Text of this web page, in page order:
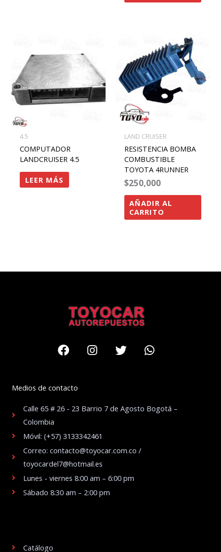
4.5
COMPUTADOR
LANDCRUISER 4.5
LEER MÁS
LAND CRUISER
RESISTENCIA BOMBA
COMBUSTIBLE
TOYOTA 4RUNNER
$250,000
AÑADIR AL
CARRITO
FacebookInstagram
TwitterWhatsapp
Medios de contacto
Calle 65 # 26 - 23 Barrio 7 de Agosto Bogotá –
Colombia
Móvil: (+57) 3133342461
Correo: contacto@toyocar.com.co /
toyocardel7@hotmail.es
Lunes - viernes 8:00 am – 6:00 pm
Sábado 8:30 am – 2:00 pm
Catálogo